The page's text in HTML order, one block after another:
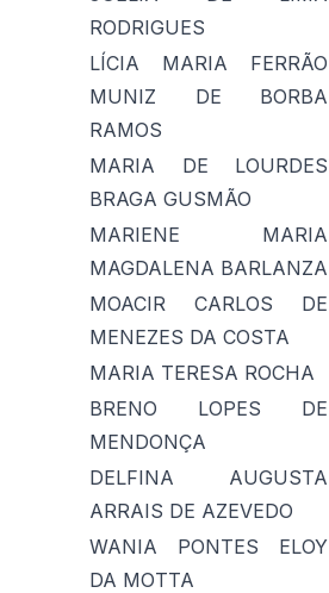
RODRIGUES
LÍCIA MARIA FERRÃO
MUNIZ DE BORBA
RAMOS
MARIA DE LOURDES
BRAGA GUSMÃO
MARIENE MARIA
MAGDALENA BARLANZA
MOACIR CARLOS DE
MENEZES DA COSTA
MARIA TERESA ROCHA
BRENO LOPES DE
MENDONÇA
DELFINA AUGUSTA
ARRAIS DE AZEVEDO
WANIA PONTES ELOY
DA MOTTA